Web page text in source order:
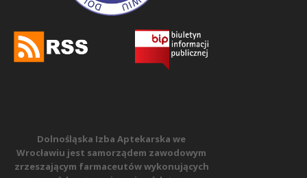
Dolnośląska Izba Aptekarska we
Wrocławiu jest samorządem zawodowym
zrzeszającym farmaceutów wykonujących